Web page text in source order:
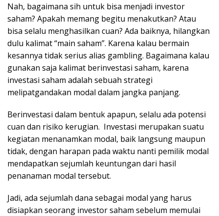
Nah, bagaimana sih untuk bisa menjadi investor
saham? Apakah memang begitu menakutkan? Atau
bisa selalu menghasilkan cuan? Ada baiknya, hilangkan
dulu kalimat “main saham”. Karena kalau bermain
kesannya tidak serius alias gambling. Bagaimana kalau
gunakan saja kalimat berinvestasi saham, karena
investasi saham adalah sebuah strategi
melipatgandakan modal dalam jangka panjang.
Berinvestasi dalam bentuk apapun, selalu ada potensi
cuan dan risiko kerugian. Investasi merupakan suatu
kegiatan menanamkan modal, baik langsung maupun
tidak, dengan harapan pada waktu nanti pemilik modal
mendapatkan sejumlah keuntungan dari hasil
penanaman modal tersebut.
Jadi, ada sejumlah dana sebagai modal yang harus
disiapkan seorang investor saham sebelum memulai